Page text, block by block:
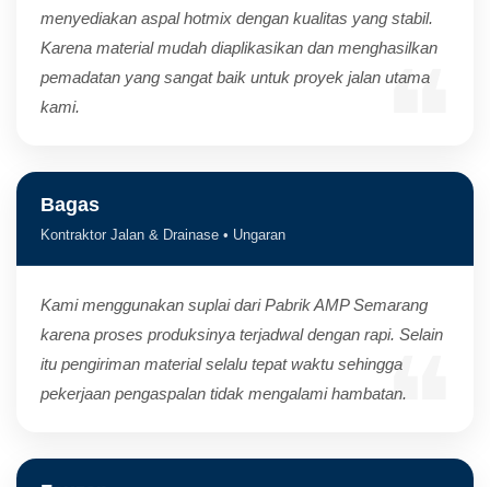
menyediakan aspal hotmix dengan kualitas yang stabil.
Karena material mudah diaplikasikan dan menghasilkan
pemadatan yang sangat baik untuk proyek jalan utama
kami.
Bagas
Kontraktor Jalan & Drainase • Ungaran
Kami menggunakan suplai dari Pabrik AMP Semarang
karena proses produksinya terjadwal dengan rapi. Selain
itu pengiriman material selalu tepat waktu sehingga
pekerjaan pengaspalan tidak mengalami hambatan.